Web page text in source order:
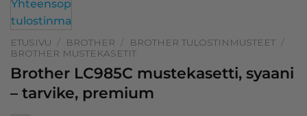
ETUSIVU / BROTHER / BROTHER TULOSTINMUSTEET /
BROTHER MUSTEKASETIT
Brother LC985C mustekasetti, syaani
– tarvike, premium